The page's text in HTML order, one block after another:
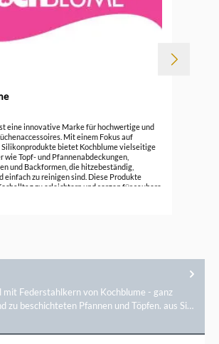
eine innovative Marke für hochwertige und
Mit einem Fokus auf
bietet Kochblume vielseitige
wie Topf- und Pfannenabdeckungen,
und Backformen, die hitzebeständig,
einfach zu reinigen sind. Diese Produkte
zu erleichtern und sorgen für saubere
mit Federstahlkern von Kochblume - ganz
zu beschichteten Pfannen und Töpfen. aus Si…